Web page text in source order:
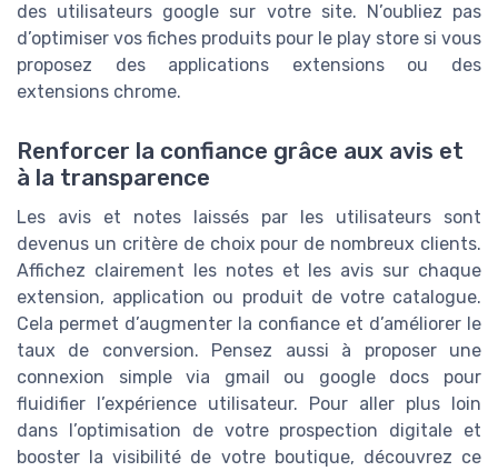
des utilisateurs google sur votre site. N’oubliez pas
d’optimiser vos fiches produits pour le play store si vous
proposez des applications extensions ou des
extensions chrome.
Renforcer la confiance grâce aux avis et
à la transparence
Les avis et notes laissés par les utilisateurs sont
devenus un critère de choix pour de nombreux clients.
Affichez clairement les notes et les avis sur chaque
extension, application ou produit de votre catalogue.
Cela permet d’augmenter la confiance et d’améliorer le
taux de conversion. Pensez aussi à proposer une
connexion simple via gmail ou google docs pour
fluidifier l’expérience utilisateur. Pour aller plus loin
dans l’optimisation de votre prospection digitale et
booster la visibilité de votre boutique, découvrez ce